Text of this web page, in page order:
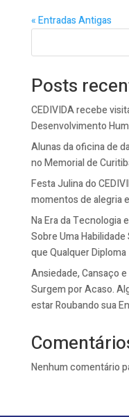
« Entradas Antigas
Posts
CEDIVIDA recebe
Desenvolvimento
Alunas da oficina de
no Memorial de
Festa Julina do
momentos de alegria
Na Era da Tecnologia
Sobre Uma
que Qualquer Diploma
Ansiedade, Cansaço
Surgem por Acaso.
estar Roubando sua
Nenhum comentário